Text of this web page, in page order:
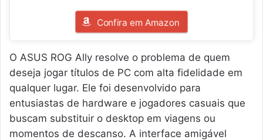
Confira em Amazon
O ASUS ROG Ally resolve o problema de quem
deseja jogar títulos de PC com alta fidelidade em
qualquer lugar. Ele foi desenvolvido para
entusiastas de hardware e jogadores casuais que
buscam substituir o desktop em viagens ou
momentos de descanso. A interface amigável